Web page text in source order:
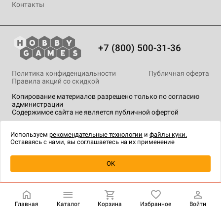
Уведомить о наличии
Контакты
+7 (800) 500-31-36
Копирование материалов разрешено только по согласию
администрации
Содержимое сайта не является публичной офертой
Политика конфиденциальности
Публичная оферта
Правила акций со скидкой
технологии.
Главная Каталог Корзина Избранное Войти
Используем рекомендательные технологии и файлы куки.
Оставаясь с нами, вы соглашаетесь на их применение
OK